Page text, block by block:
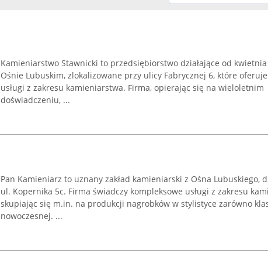
Kamieniarstwo Stawnicki to przedsiębiorstwo działające od
Ośnie Lubuskim, zlokalizowane przy ulicy Fabrycznej 6, które
usługi z zakresu kamieniarstwa. Firma, opierając się na wieloletnim
doświadczeniu, ...
Pan Kamieniarz to uznany zakład kamieniarski z Ośna Lubuskiego,
ul. Kopernika 5c. Firma świadczy kompleksowe usługi z zakresu
skupiając się m.in. na produkcji nagrobków w stylistyce zarówno
nowoczesnej. ...